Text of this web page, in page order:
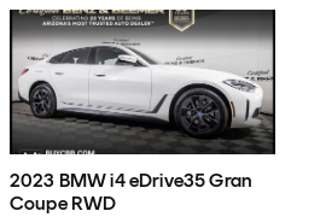
2023 BMW i4 eDrive35 Gran
Coupe RWD